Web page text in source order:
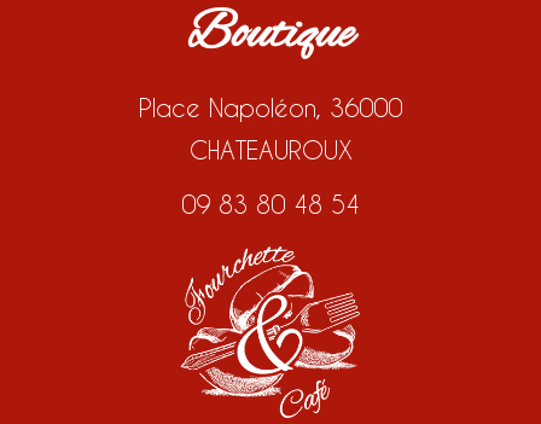
Boutique
Place Napoléon, 36000
CHATEAUROUX
09 83 80 48 54